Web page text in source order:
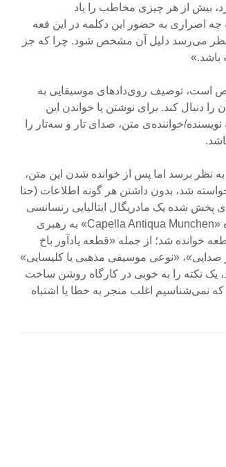
بیش از هر چیزی مخاطب را یاد
اصراری به حضور این دکلمه در این قعه
نظر می‌رسد دلیل آن مشخص شود. چرا که جز
باشد.»
است، توصیف روی‌دادهای موسیقایی به
دنبال کند. برای نوشتن یا خواندن این
خواننده‌ی متن، صدای تار و سه‌تار را
نظر برسد اما پس از خوانده شدن این متن،
شد، بدون داشتن هر گونه اطلاعات (حتا
پخش شده یک مادریگال ایتالیایی رنسانسی
از مجموعه‌ی «Early Italian Madrigals» کار گروه «Capella Antiqua Munchen» به رهبری
خوانده شد؛ از جمله «قطعه یادآور باخ
صدایی»، «نوعی موسیقی مذهبی یا کلیسایی»
یک نکته را به خوبی در کارگاه روشن ساخت
نمی‌شناسیم اغلب منجر به خطا یا اشتباه